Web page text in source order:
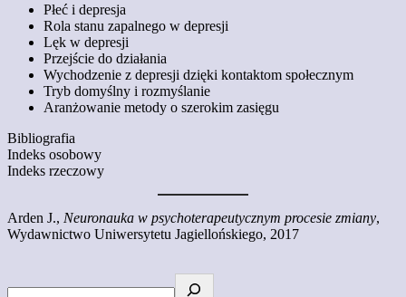
Płeć i depresja
Rola stanu zapalnego w depresji
Lęk w depresji
Przejście do działania
Wychodzenie z depresji dzięki kontaktom społecznym
Tryb domyślny i rozmyślanie
Aranżowanie metody o szerokim zasięgu
Bibliografia
Indeks osobowy
Indeks rzeczowy
Arden J., Neuronauka w psychoterapeutycznym procesie zmiany,
Wydawnictwo Uniwersytetu Jagiellońskiego, 2017